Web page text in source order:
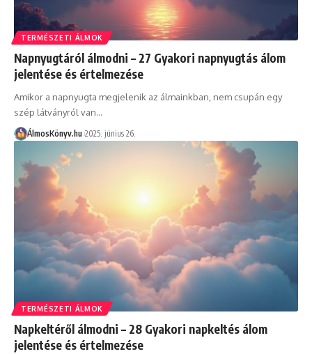
TERMÉSZETI ÁLMOK
Napnyugtáról álmodni – 27 Gyakori napnyugtás álom
jelentése és értelmezése
Amikor a napnyugta megjelenik az álmainkban, nem csupán egy
szép látványról van…
ÁlmosKönyv.hu 2025. június 26.
TERMÉSZETI ÁLMOK
Napkeltéről álmodni – 28 Gyakori napkeltés álom
jelentése és értelmezése